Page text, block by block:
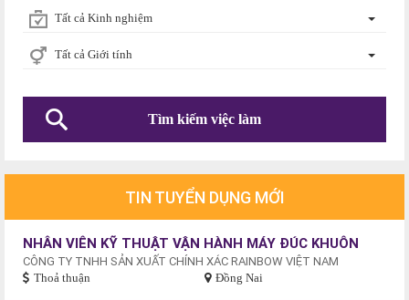
Tất cả Kinh nghiệm
Tất cả Giới tính
TIN TUYỂN DỤNG MỚI
NHÂN VIÊN KỸ THUẬT VẬN HÀNH MÁY ĐÚC KHUÔN
CÔNG TY TNHH SẢN XUẤT CHÍNH XÁC RAINBOW VIỆT NAM
Thoả thuận Đồng Nai